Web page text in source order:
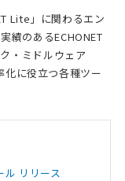
Lite」に関わるエン
績のあるECHONET
・ミドルウェア
化に役立つ各種ツー
ル リリース